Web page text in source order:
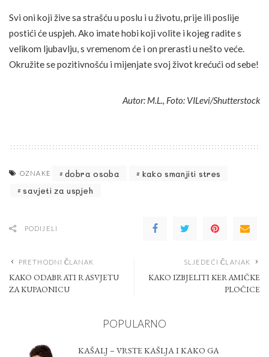
Svi oni koji žive sa strašću u poslu i u životu, prije ili poslije
postići će uspjeh. Ako imate hobi koji volite i kojeg radite s
velikom ljubavlju, s vremenom će i on prerasti u nešto veće.
Okružite se pozitivnošću i mijenjate svoj život krećući od sebe!
Autor: M.L., Foto: VILevi/Shutterstock
OZNAKE dobra osoba
kako smanjiti stres
savjeti za uspjeh
PODIJELI
PRETHODNI ČLANAK
KAKO ODABRATI RASVJETU
ZA KUPAONICU
SLJEDEĆI ČLANAK
KAKO IZBJELITI KERAMIČKE
PLOČICE
POPULARNO
KAŠALJ – VRSTE KAŠLJA I KAKO GA